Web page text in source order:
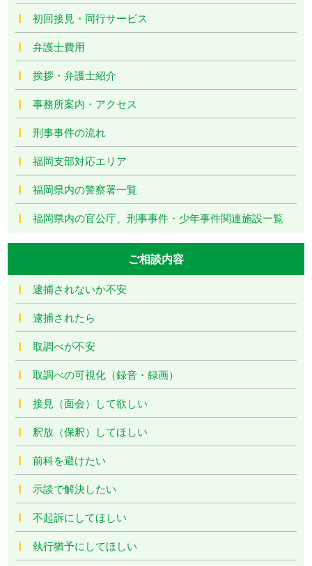
初回接見・同行サービス
弁護士費用
挨拶・弁護士紹介
事務所案内・アクセス
刑事事件の流れ
福岡支部対応エリア
福岡県内の警察署一覧
福岡県内の官公庁、刑事事件・少年事件関連施設一覧
ご相談内容
逮捕されないか不安
逮捕されたら
取調べが不安
取調べの可視化（録音・録画）
接見（面会）して欲しい
釈放（保釈）してほしい
前科を避けたい
示談で解決したい
不起訴にしてほしい
執行猶予にしてほしい